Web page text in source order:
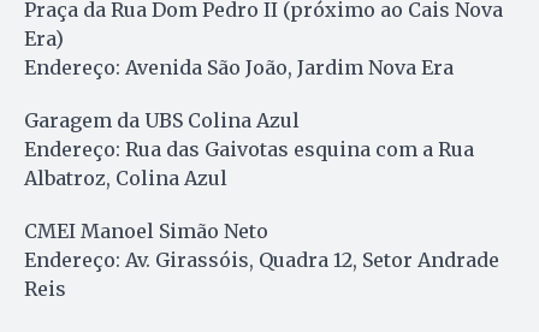
Praça da Rua Dom Pedro II (próximo ao Cais Nova
Era)
Endereço: Avenida São João, Jardim Nova Era
Garagem da UBS Colina Azul
Endereço: Rua das Gaivotas esquina com a Rua
Albatroz, Colina Azul
CMEI Manoel Simão Neto
Endereço: Av. Girassóis, Quadra 12, Setor Andrade
Reis